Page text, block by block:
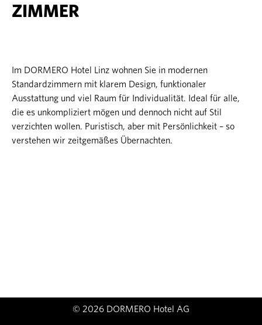
ZIMMER
Im DORMERO Hotel Linz wohnen Sie in modernen
Standardzimmern mit klarem Design, funktionaler
Ausstattung und viel Raum für Individualität. Ideal für alle,
die es unkompliziert mögen und dennoch nicht auf Stil
verzichten wollen. Puristisch, aber mit Persönlichkeit – so
verstehen wir zeitgemäßes Übernachten.
© 2026 DORMERO Hotel AG